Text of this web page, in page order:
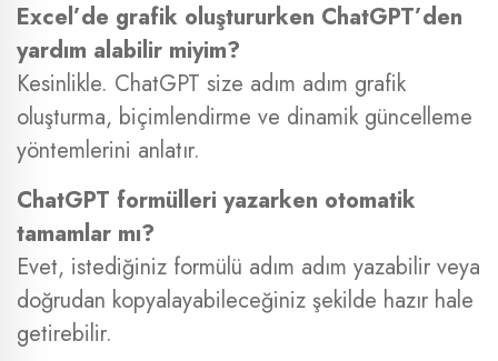
Excel’de grafik oluştururken ChatGPT’den
yardım alabilir miyim?
Kesinlikle. ChatGPT size adım adım grafik
oluşturma, biçimlendirme ve dinamik güncelleme
yöntemlerini anlatır.
ChatGPT formülleri yazarken otomatik
tamamlar mı?
Evet, istediğiniz formülü adım adım yazabilir veya
doğrudan kopyalayabileceğiniz şekilde hazır hale
getirebilir.